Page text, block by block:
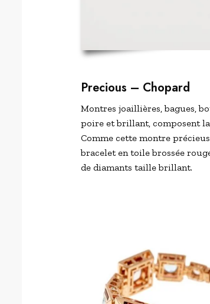
Precious – Chopard
Montres joaillières, bagues,
poire et brillant, composent
Comme cette montre
bracelet en toile brossée
de diamants taille brillant.